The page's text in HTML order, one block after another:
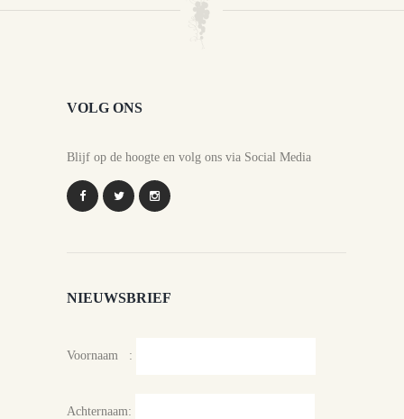
VOLG ONS
Blijf op de hoogte en volg ons via Social Media
NIEUWSBRIEF
Voornaam :
Achternaam: